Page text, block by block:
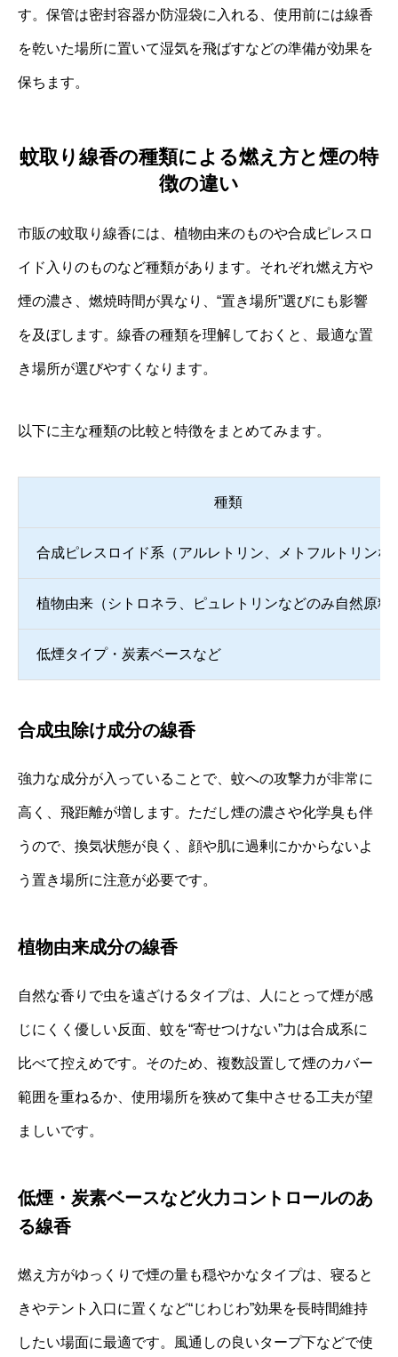
す。保管は密封容器か防湿袋に入れる、使用前には線香
を乾いた場所に置いて湿気を飛ばすなどの準備が効果を
保ちます。
蚊取り線香の種類による燃え方と煙の特
徴の違い
市販の蚊取り線香には、植物由来のものや合成ピレスロ
イド入りのものなど種類があります。それぞれ燃え方や
煙の濃さ、燃焼時間が異なり、“置き場所”選びにも影響
を及ぼします。線香の種類を理解しておくと、最適な置
き場所が選びやすくなります。
以下に主な種類の比較と特徴をまとめてみます。
種類
合成ピレスロイド系（アルレトリン、メトフルトリンな
植物由来（シトロネラ、ピュレトリンなどのみ自然原料
低煙タイプ・炭素ベースなど
合成虫除け成分の線香
強力な成分が入っていることで、蚊への攻撃力が非常に
高く、飛距離が増します。ただし煙の濃さや化学臭も伴
うので、換気状態が良く、顔や肌に過剰にかからないよ
う置き場所に注意が必要です。
植物由来成分の線香
自然な香りで虫を遠ざけるタイプは、人にとって煙が感
じにくく優しい反面、蚊を“寄せつけない”力は合成系に
比べて控えめです。そのため、複数設置して煙のカバー
範囲を重ねるか、使用場所を狭めて集中させる工夫が望
ましいです。
低煙・炭素ベースなど火力コントロールのあ
る線香
燃え方がゆっくりで煙の量も穏やかなタイプは、寝ると
きやテント入口に置くなど“じわじわ”効果を長時間維持
したい場面に最適です。風通しの良いタープ下などで使